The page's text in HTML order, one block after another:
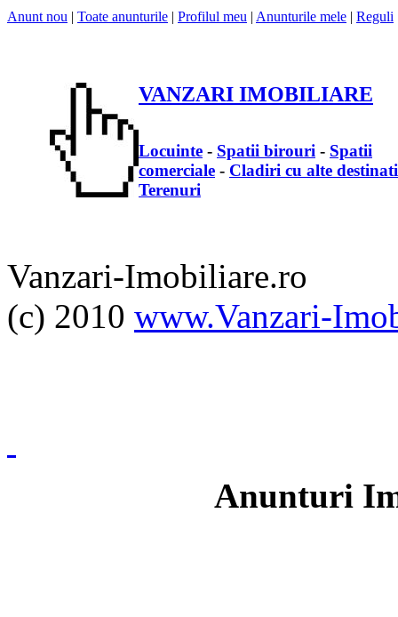
Anunt nou | Toate anunturile | Profilul meu | Anunturile mele | Reguli
VANZARI IMOBILIARE
Locuinte - Spatii birouri - Spatii
comerciale - Cladiri cu alte
Terenuri
Vanzari-Imobiliare.ro
(c) 2010 www.Vanzari-
Anunturi